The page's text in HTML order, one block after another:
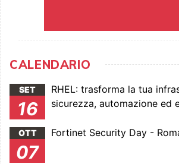
CALENDARIO
SET
16
RHEL: trasforma la tua
sicurezza, automazione ed
OTT
07
Fortinet Security Day -